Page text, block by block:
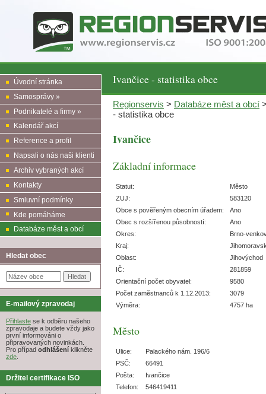
Ivančice - statistika obce
Úvodní stránka
Samosprávy »
Podnikatelé a firmy »
Kalendář akcí
Reference a profil
Napsali o nás naši klienti
Archiv vybraných akcí
Kontakty
Smluvní podmínky
Kde pomáháme
Databáze měst a obcí
Hledat obec
E-mailový zpravodaj
Přihlaste se k odběru našeho
zpravodaje a budete vždy jako
první informováni o
připravovaných novinkách.
Pro případ odhlášení klikněte
zde.
Držitel certifikace ISO
Regionservis > Databáze měst a obcí
- statistika obce
Ivančice
Základní informace
Statut:
Město
ZUJ:
583120
Obce s pověřeným obecním úřadem:
Ano
Obec s rozšířenou působností:
Ano
Okres:
Brno-
Kraj:
Oblast:
Jihovýchod
IČ:
281859
Orientační počet obyvatel:
9580
Počet zaměstnanců k 1.12.2013:
3079
Výměra:
4757 ha
Město
Ulice:
Palackého nám. 196/6
PSČ:
66491
Pošta:
Ivančice
Telefon:
546419411